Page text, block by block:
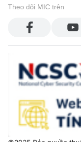
Theo dõi MIC trên